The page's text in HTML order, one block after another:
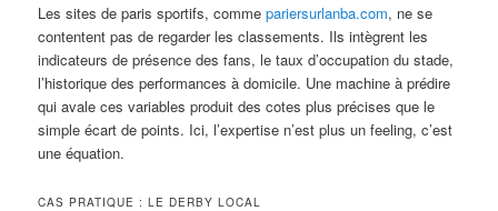
Les sites de paris sportifs, commepariersurlanba.com, ne se
contentent pas de regarder les classements. Ils intègrent les
indicateurs de présence des fans, le taux d’occupation du stade,
l’historique des performances à domicile. Une machine à prédire
qui avale ces variables produit des cotes plus précises que le
simple écart de points. Ici, l’expertise n’est plus un feeling, c’est
une équation.
CAS PRATIQUE : LE DERBY LOCAL